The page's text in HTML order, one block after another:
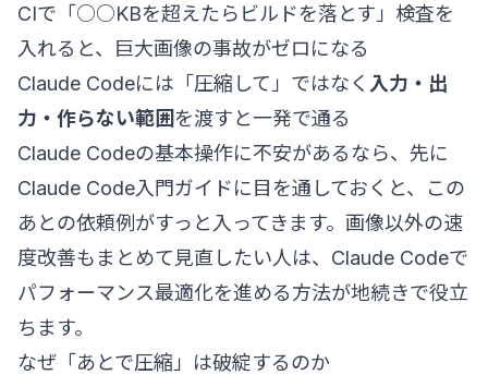
CIで「○○KBを超えたらビルドを落とす」検査を
入れると、巨大画像の事故がゼロになる
Claude Codeには「圧縮して」ではなく 入力・出
力・作らない範囲を渡すと一発で通る
Claude Codeの基本操作に不安があるなら、先に
Claude Code入門ガイドに目を通しておくと、この
あとの依頼例がすっと入ってきます。画像以外の速
度改善もまとめて見直したい人は、 Claude Codeで
パフォーマンス最適化を進める方法が地続きで役立
ちます。
なぜ「あとで圧縮」は破綻するのか